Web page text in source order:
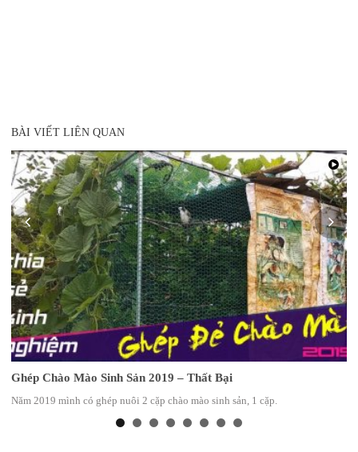
BÀI VIẾT LIÊN QUAN
Ghép Chào Mào Sinh Sản 2019 – Thất Bại
Năm 2019 mình có ghép nuôi 2 cặp chào mào sinh sản, 1 cặp.